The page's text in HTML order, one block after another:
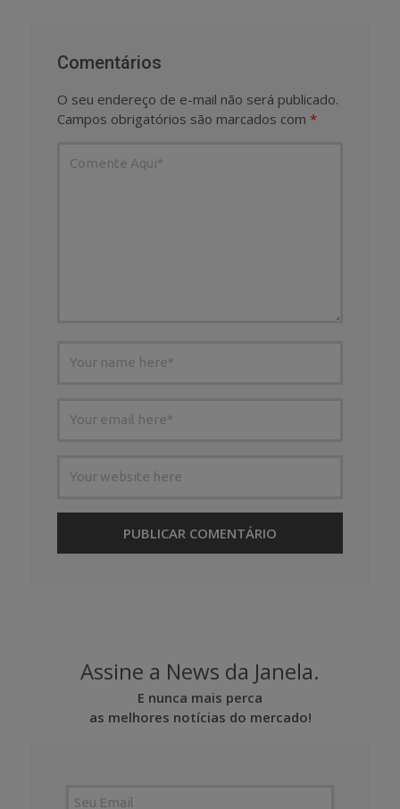
Comentários
O seu endereço de e-mail não será publicado.
Campos obrigatórios são marcados com *
Assine a News da Janela.
E nunca mais perca
as melhores notícias do mercado!